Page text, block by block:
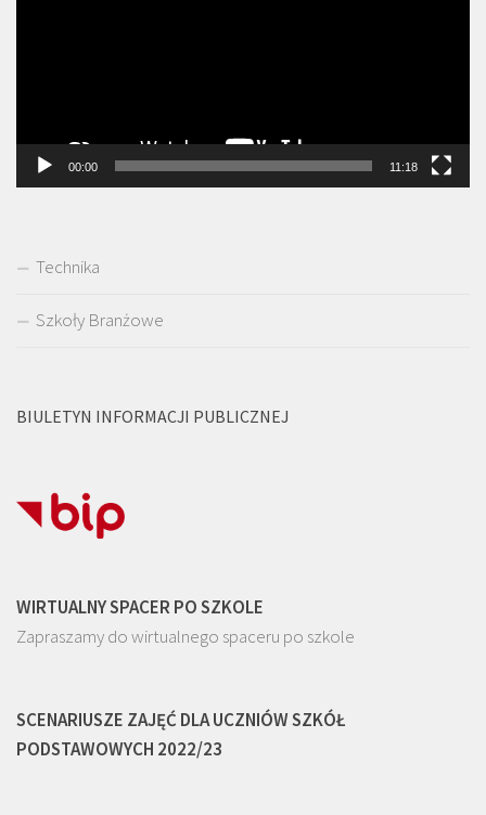
00:00 11:18
Technika
Szkoły Branżowe
BIULETYN INFORMACJI PUBLICZNEJ
WIRTUALNY SPACER PO SZKOLE
Zapraszamy do wirtualnego spaceru po szkole
SCENARIUSZE ZAJĘĆ DLA UCZNIÓW SZKÓŁ
PODSTAWOWYCH 2022/23